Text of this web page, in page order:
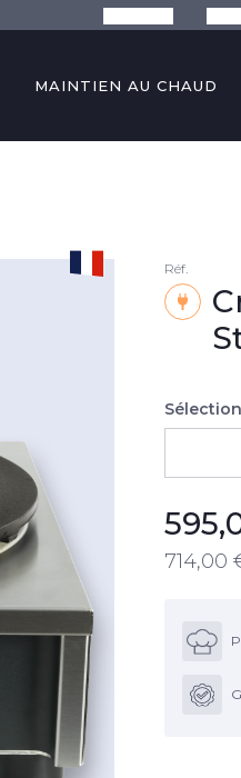
MAINTIEN AU CHAUD
Réf.
714,00